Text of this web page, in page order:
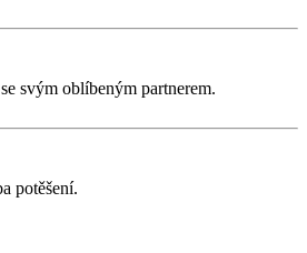
svým oblíbeným partnerem.
potěšení.